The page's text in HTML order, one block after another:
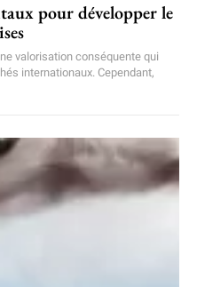
pour développer le
valorisation conséquente qui
internationaux. Cependant,